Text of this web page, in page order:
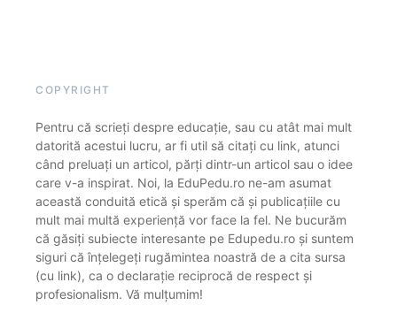
COPYRIGHT
Pentru că scrieți despre educație, sau cu atât mai mult
datorită acestui lucru, ar fi util să citați cu link, atunci
când preluați un articol, părți dintr-un articol sau o idee
care v-a inspirat. Noi, la EduPedu.ro ne-am asumat
această conduită etică și sperăm că și publicațiile cu
mult mai multă experiență vor face la fel. Ne bucurăm
că găsiți subiecte interesante pe Edupedu.ro și suntem
siguri că înțelegeți rugămintea noastră de a cita sursa
(cu link), ca o declarație reciprocă de respect și
profesionalism. Vă mulțumim!